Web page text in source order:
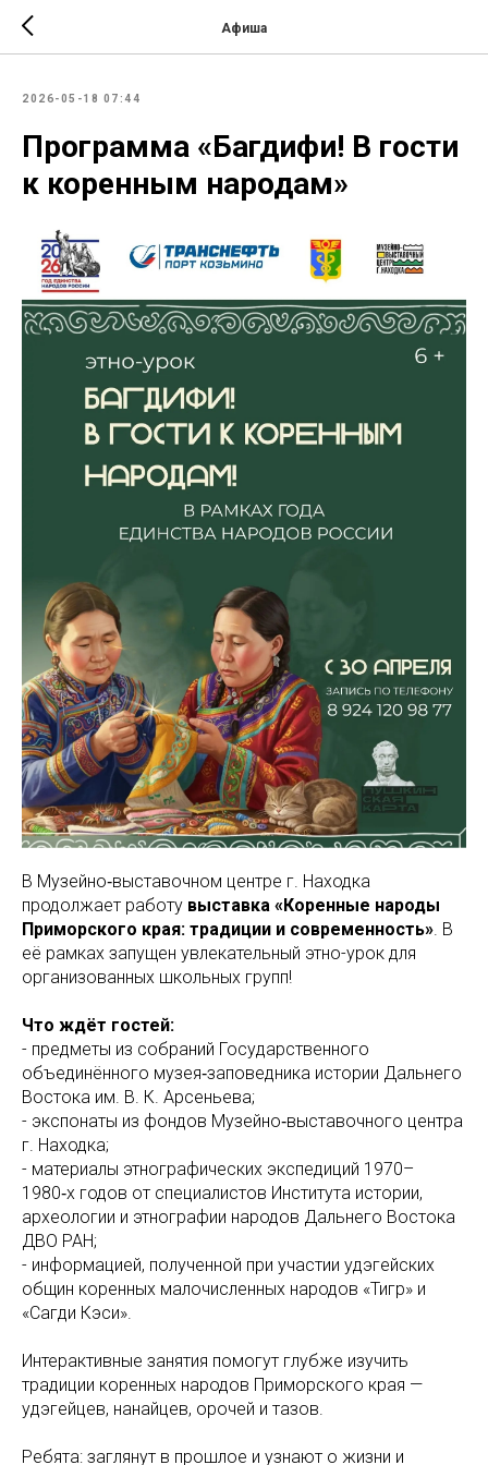
Афиша
2026-05-18 07:44
Программа «Багдифи! В гости
к коренным народам»
В Музейно‑выставочном центре г. Находка
продолжает работу выставка «Коренные народы
Приморского края: традиции и современность». В
её рамках запущен увлекательный этно-урок для
организованных школьных групп!
Что ждёт гостей:
- предметы из собраний Государственного
объединённого музея‑заповедника истории Дальнего
Востока им. В. К. Арсеньева;
- экспонаты из фондов Музейно‑выставочного центра
г. Находка;
- материалы этнографических экспедиций 1970–
1980‑х годов от специалистов Института истории,
археологии и этнографии народов Дальнего Востока
ДВО РАН;
- информацией, полученной при участии удэгейских
общин коренных малочисленных народов «Тигр» и
«Сагди Кэси».
Интерактивные занятия помогут глубже изучить
традиции коренных народов Приморского края —
удэгейцев, нанайцев, орочей и тазов.
Ребята: заглянут в прошлое и узнают о жизни и